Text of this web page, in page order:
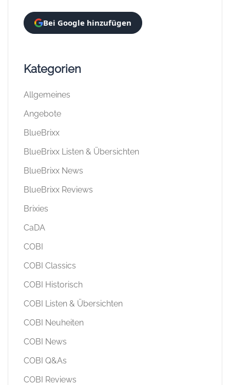
Bei Google hinzufügen
Kategorien
Allgemeines
Angebote
BlueBrixx
BlueBrixx Listen & Übersichten
BlueBrixx News
BlueBrixx Reviews
Brixies
CaDA
COBI
COBI Classics
COBI Historisch
COBI Listen & Übersichten
COBI Neuheiten
COBI News
COBI Q&As
COBI Reviews